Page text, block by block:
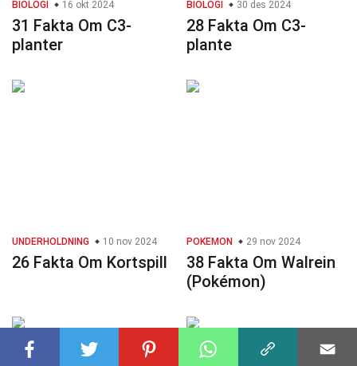
BIOLOGI 16 okt 2024
31 Fakta Om C3-
planter
BIOLOGI 30 des 2024
28 Fakta Om C3-
plante
UNDERHOLDNING 10 nov 2024
26 Fakta Om Kortspill
POKEMON 29 nov 2024
38 Fakta Om Walrein
(Pokémon)